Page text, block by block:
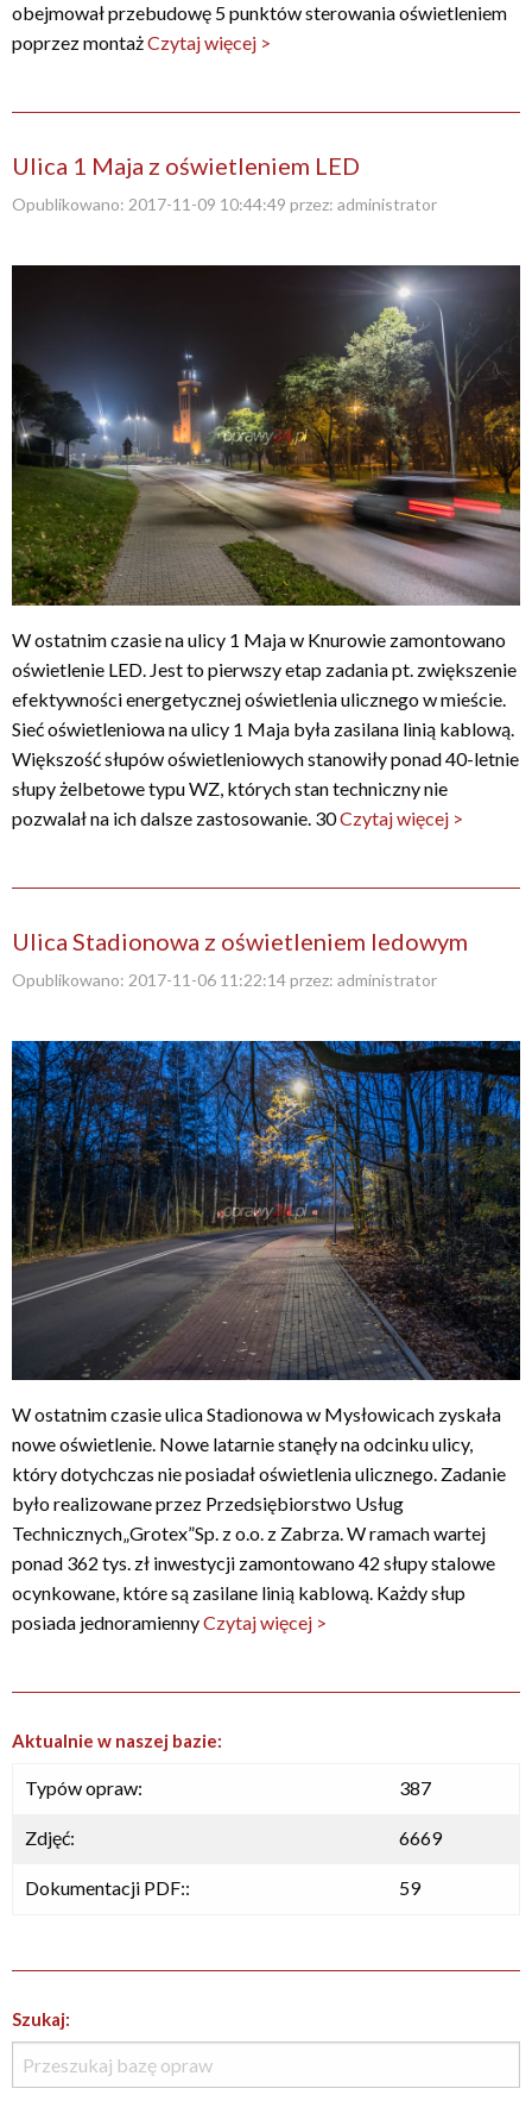
obejmował przebudowę 5 punktów sterowania oświetleniem
poprzez montażCzytaj więcej >
Ulica 1 Maja z oświetleniem LED
Opublikowano: 2017-11-09 10:44:49 przez: administrator
W ostatnim czasie na ulicy 1 Maja w Knurowie zamontowano
oświetlenie LED. Jest to pierwszy etap zadania pt. zwiększenie
efektywności energetycznej oświetlenia ulicznego w mieście.
Sieć oświetleniowa na ulicy 1 Maja była zasilana linią kablową.
Większość słupów oświetleniowych stanowiły ponad 40-letnie
słupy żelbetowe typu WZ, których stan techniczny nie
pozwalał na ich dalsze zastosowanie. 30Czytaj więcej >
Ulica Stadionowa z oświetleniem ledowym
Opublikowano: 2017-11-06 11:22:14przez: administrator
W ostatnim czasie ulica Stadionowa w Mysłowicach zyskała
nowe oświetlenie. Nowe latarnie stanęły na odcinku ulicy,
który dotychczas nie posiadał oświetlenia ulicznego. Zadanie
było realizowane przez Przedsiębiorstwo Usług
Technicznych„Grotex”Sp. z o.o. z Zabrza. W ramach wartej
ponad 362 tys. zł inwestycji zamontowano 42 słupy stalowe
ocynkowane, które są zasilane linią kablową. Każdy słup
posiada jednoramiennyCzytaj więcej >
Aktualnie w naszej bazie:
Typów opraw: 387
Zdjęć: 6669
Dokumentacji PDF:: 59
Szukaj: